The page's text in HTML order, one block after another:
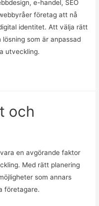
e-handel, SEO
företag att nå
identitet. Att välja rätt
som är anpassad
utveckling.
och
en avgörande faktor
Med rätt planering
som annars
företagare.